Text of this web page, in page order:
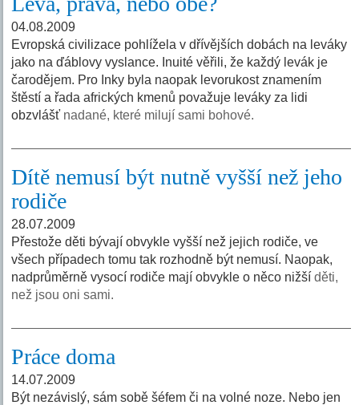
04.08.2009
Evropská civilizace pohlížela v dřívějších dobách na leváky
jako na ďáblovy vyslance. Inuité věřili, že každý levák je
čarodějem. Pro Inky byla naopak levorukost znamením
štěstí a řada afrických kmenů považuje leváky za lidi
obzvlášť nadané, které milují sami bohové.
Dítě nemusí být nutně vyšší než jeho
rodiče
28.07.2009
Přestože děti bývají obvykle vyšší než jejich rodiče, ve
všech případech tomu tak rozhodně být nemusí. Naopak,
nadprůměrně vysocí rodiče mají obvykle o něco nižšíděti,
než jsou oni sami.
Práce doma
14.07.2009
Být nezávislý, sám sobě šéfem či na volné noze. Nebo jen